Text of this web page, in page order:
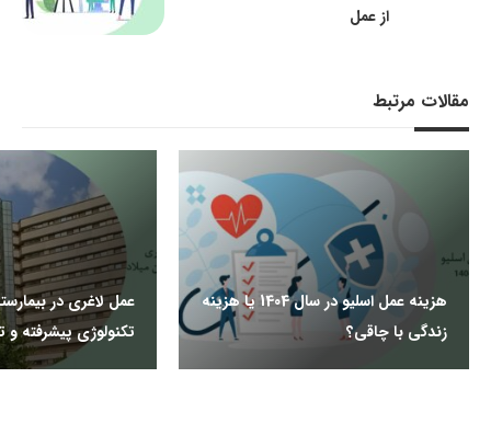
از عمل
مقالات مرتبط
هزینه عمل اسلیو در سال 1404 یا هزینه
زندگی با چاقی؟
عمل لاغری در
تکنولوژی پیشرفته